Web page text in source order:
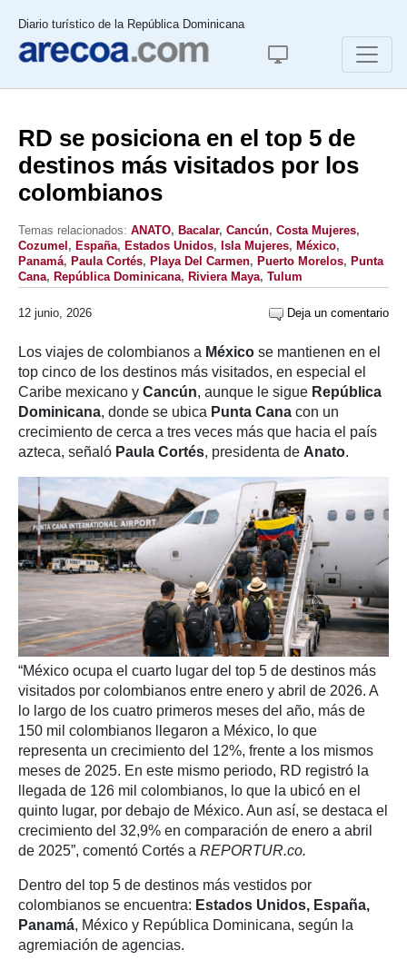
Diario turístico de la República Dominicana
RD se posiciona en el top 5 de
destinos más visitados por los
colombianos
Temas relacionados: ANATO, Bacalar, Cancún, Costa Mujeres,
Cozumel , España, Estados Unidos, Isla Mujeres, México,
Panamá, Paula Cortés, Playa Del Carmen, Puerto Morelos, Punta
Cana, República Dominicana, Riviera Maya, Tulum
12 junio, 2026 Deja un comentario
Los viajes de colombianos a México se mantienen en el
top cinco de los destinos más visitados, en especial el
Caribe mexicano y Cancún, aunque le sigue República
Dominicana, donde se ubica Punta Cana con un
crecimiento de cerca a tres veces más que hacia el país
azteca, señaló Paula Cortés, presidenta de Anato.
“México ocupa el cuarto lugar del top 5 de destinos más
visitados por colombianos entre enero y abril de 2026. A
lo largo de los cuatro primeros meses del año, más de
150 mil colombianos llegaron a México, lo que
representa un crecimiento del 12%, frente a los mismos
meses de 2025. En este mismo periodo, RD registró la
llegada de 126 mil colombianos, lo que la ubicó en el
quinto lugar, por debajo de México. Aun así, se destaca el
crecimiento del 32,9% en comparación de enero a abril
de 2025”, comentó Cortés a REPORTUR.co.
Dentro del top 5 de destinos más vestidos por
colombianos se encuentra: Estados Unidos, España,
Panamá, México y República Dominicana, según la
agremiación de agencias.